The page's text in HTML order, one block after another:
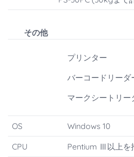
その他
プリンター
バーコードリーダ
マークシートリー
OS Windows 10
CPU Pentium Ⅲ以上を